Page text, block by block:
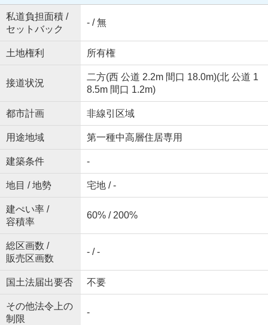
私道負担面積 /
セットバック
- / 無
土地権利 所有権
接道状況
二方(西 公道 2.2m 間口 18.0m)(北 公道 1
8.5m 間口 1.2m)
都市計画 非線引区域
用途地域 第一種中高層住居専用
建築条件 -
地目 / 地勢 宅地 / -
建ぺい率 /
容積率
60% / 200%
総区画数 /
販売区画数
- / -
国土法届出要否 不要
その他法令上の
制限
-